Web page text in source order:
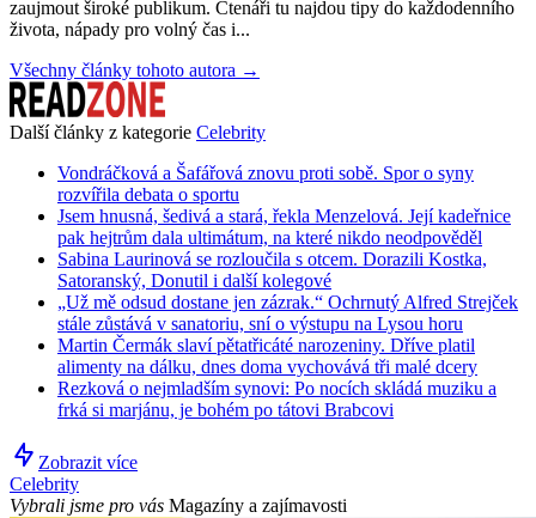
zaujmout široké publikum. Čtenáři tu najdou tipy do každodenního
života, nápady pro volný čas i...
Všechny články tohoto autora →
Další články z kategorie Celebrity
Vondráčková a Šafářová znovu proti sobě. Spor o syny
rozvířila debata o sportu
Jsem hnusná, šedivá a stará, řekla Menzelová. Její kadeřnice
pak hejtrům dala ultimátum, na které nikdo neodpověděl
Sabina Laurinová se rozloučila s otcem. Dorazili Kostka,
Satoranský, Donutil i další kolegové
„Už mě odsud dostane jen zázrak.“ Ochrnutý Alfred Strejček
stále zůstává v sanatoriu, sní o výstupu na Lysou horu
Martin Čermák slaví pětatřicáté narozeniny. Dříve platil
alimenty na dálku, dnes doma vychovává tři malé dcery
Rezková o nejmladším synovi: Po nocích skládá muziku a
frká si marjánu, je bohém po tátovi Brabcovi
Zobrazit více
Celebrity
Vybrali jsme pro vás Magazíny a zajímavosti